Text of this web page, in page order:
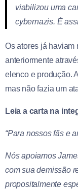
viabilizou uma
cybernazis. É
Os atores já haviam
anteriormente
elenco e produção.
mas não fazia um
Leia a carta na
“Para nossos fãs e
Nós apoiamos
com sua demissão
propositalmente